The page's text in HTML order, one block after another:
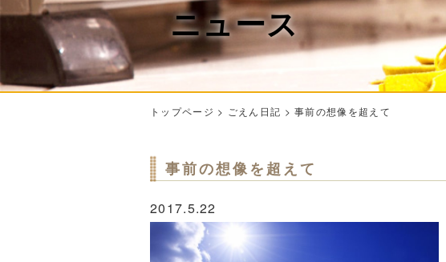
ニュース
トップページ > ごえん日記 >事前の想像を超えて
事前の想像を超えて
2017.5.22